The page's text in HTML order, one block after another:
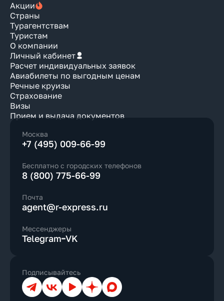
Акции
Страны
Турагентствам
Туристам
О компании
Личный кабинет
Расчет индивидуальных заявок
Авиабилеты по выгодным ценам
Речные круизы
Страхование
Визы
Прием и выдача документов
Москва
+7 (495) 009-66-99
Бесплатно с городских телефонов
8 (800) 775-66-99
Почта
agent@r-express.ru
Мессенджеры
Telegram VK
Подписывайтесь
ТелеграмВКонтакте
YouTubeДзен Max